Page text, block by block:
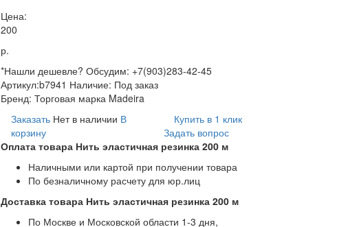
Цена:
200
р.
*Нашли дешевле? Обсудим: +7(903)283-42-45
Артикул:b7941 Наличие: Под заказ
Бренд: Торговая марка Madeira
Заказать Нет в наличии В
корзину
Купить в 1 клик
Задать вопрос
Оплата товара Нить эластичная резинка 200 м
Наличными или картой при получении товара
По безналичному расчету для юр.лиц
Доставка товара Нить эластичная резинка 200 м
По Москве и Московской области 1-3 дня,